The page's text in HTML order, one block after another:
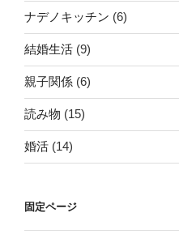
ナデノキッチン (6)
結婚生活 (9)
親子関係 (6)
読み物 (15)
婚活 (14)
固定ページ